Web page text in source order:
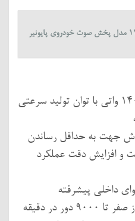
خودروی پایونیر
مجهز به موتور پرقدرت 1400 واتی با توان تولید سرعتی
جهت به حداقل رساندن
و افزایش دقت عملکرد
داخلی پیشرفته
قابلیت تنظیم سرعت فرز از صفر تا 9000 دور در دقیقه